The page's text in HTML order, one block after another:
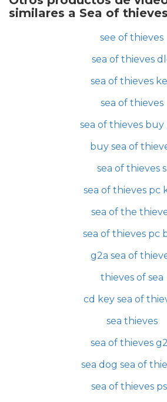
similares a Sea of
see of thieves
sea of thieves
sea of thieves
sea of thieves
sea of thieves buy
buy sea of
sea of thieves s
sea of thieves pc
sea of the
sea of thieves pc
g2a sea of
thieves of sea
cd key sea of
sea thieves
sea of thieves
sea dog sea of
sea of thieves